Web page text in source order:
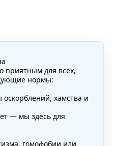
приятным для всех,
нормы:
хамства и
— мы здесь для
гомофобии или